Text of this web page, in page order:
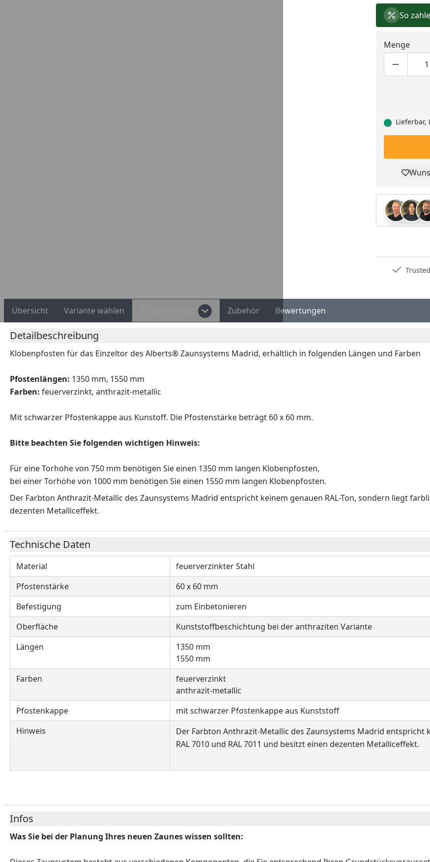
So
Menge
Lieferbar,
Übersicht Variante wählen Zubehör Bewertungen
Detailbeschreibung
Klobenpfosten für das Einzeltor des Alberts® Zaunsystems Madrid, erhältlich in folgenden Längen und Farben
Pfostenlängen: 1350 mm, 1550 mm
Farben: feuerverzinkt, anthrazit-metallic
Mit schwarzer Pfostenkappe aus Kunstoff. Die Pfostenstärke beträgt 60 x 60 mm.
Bitte beachten Sie folgenden wichtigen Hinweis:
Für eine Torhöhe von 750 mm benötigen Sie einen 1350 mm langen Klobenpfosten,
bei einer Torhöhe von 1000 mm benötigen Sie einen 1550 mm langen Klobenpfosten.
Der Farbton Anthrazit-Metallic des Zaunsystems Madrid entspricht keinem genauen RAL-Ton, sondern liegt
dezenten Metalliceffekt.
Technische Daten
Material
feuerverzinkter Stahl
Pfostenstärke
60 x 60 mm
Befestigung
zum Einbetonieren
Oberfläche
Kunststoffbeschichtung bei der anthraziten Variante
Längen
1350 mm
1550 mm
Farben
feuerverzinkt
anthrazit-metallic
Pfostenkappe
mit schwarzer Pfostenkappe aus Kunststoff
Hinweis
Der Farbton Anthrazit-Metallic des Zaunsystems Madrid entspricht
RAL 7010 und RAL 7011 und besitzt einen dezenten Metalliceffekt.
Infos
Was Sie bei der Planung Ihres neuen Zaunes wissen sollten: